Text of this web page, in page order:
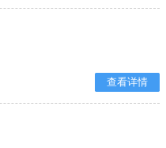
查看详情